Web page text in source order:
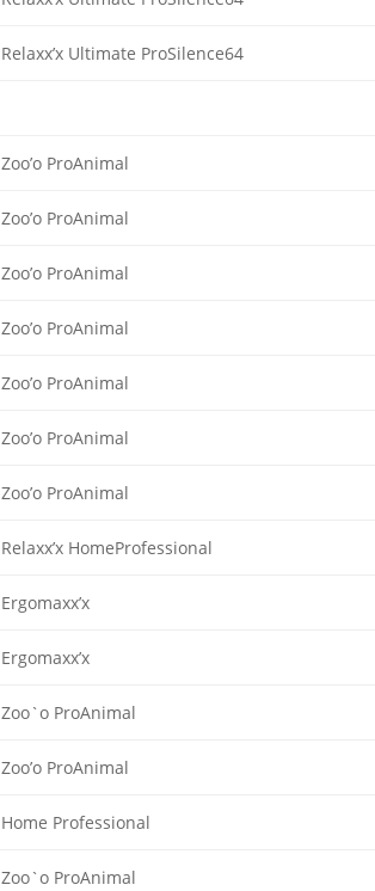
Relaxx’x Ultimate ProSilence64
Zoo’o ProAnimal
Zoo’o ProAnimal
Zoo’o ProAnimal
Zoo’o ProAnimal
Zoo’o ProAnimal
Zoo’o ProAnimal
Zoo’o ProAnimal
Relaxx’x HomeProfessional
Ergomaxx’x
Ergomaxx’x
Zoo`o ProAnimal
Zoo’o ProAnimal
Home Professional
Zoo`o ProAnimal